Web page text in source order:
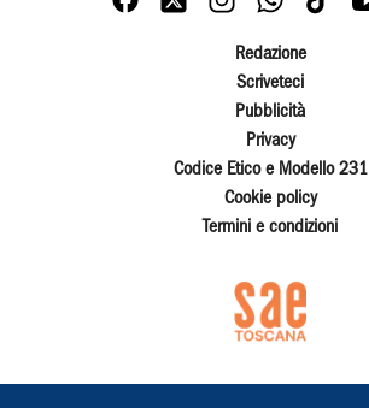
Redazione
Scriveteci
Pubblicità
Privacy
Codice Etico e Modello 231
Cookie policy
Termini e condizioni